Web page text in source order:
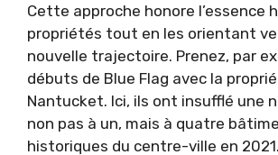
Cette approche honore l’essence
propriétés tout en les orientant
nouvelle trajectoire. Prenez, par
débuts de Blue Flag avec la
Nantucket. Ici, ils ont insufflé une
non pas à un, mais à quatre
historiques du centre-ville en